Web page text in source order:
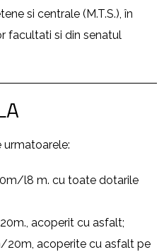
si centrale (M.T.S.), în
facultati si din senatul
urmatoarele:
l8 m. cu toate dotarile
acoperit cu asfalt;
20m, acoperite cu asfalt pe